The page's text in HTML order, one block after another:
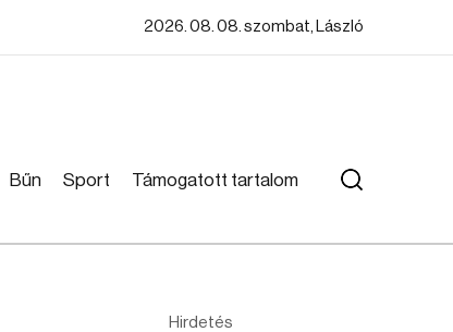
2026. 08. 08. szombat, László
Bűn Sport Támogatott tartalom
Hirdetés